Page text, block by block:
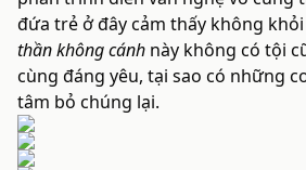
đứa trẻ ở đây cảm thấy không
thần không cánh này không có tội
cùng đáng yêu, tại sao có những
tâm bỏ chúng lại.